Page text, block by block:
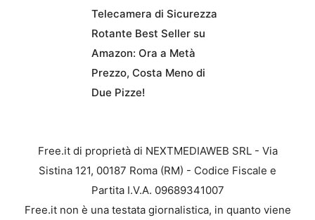
Telecamera di Sicurezza
Rotante Best Seller su
Amazon: Ora a Metà
Prezzo, Costa Meno di
Due Pizze!
Free.it di proprietà di NEXTMEDIAWEB SRL - Via
Sistina 121, 00187 Roma (RM) - Codice Fiscale e
Partita I.V.A. 09689341007
Free.it non è una testata giornalistica, in quanto viene